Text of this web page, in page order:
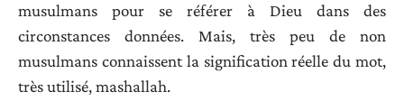
musulmans pour se référer à Dieu dans des
circonstances données. Mais, très peu de non
musulmans connaissent la signification réelle du mot,
très utilisé, mashallah.